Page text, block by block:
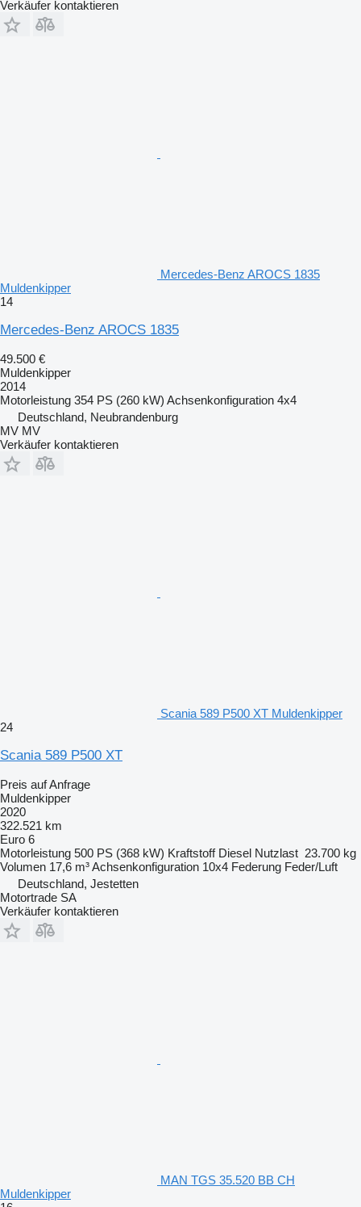
Verkäufer kontaktieren
Mercedes-Benz AROCS 1835
Muldenkipper
14
Mercedes-Benz AROCS 1835
49.500 €
Muldenkipper
2014
Motorleistung 354 PS (260 kW) Achsenkonfiguration 4x4
Deutschland, Neubrandenburg
MV MV
Verkäufer kontaktieren
Scania 589 P500 XT Muldenkipper
24
Scania 589 P500 XT
Preis auf Anfrage
Muldenkipper
2020
322.521 km
Euro 6
Motorleistung 500 PS (368 kW) Kraftstoff Diesel Nutzlast 23.700 kg
Volumen 17,6 m³Achsenkonfiguration 10x4 Federung Feder/Luft
Deutschland, Jestetten
Motortrade SA
Verkäufer kontaktieren
MAN TGS 35.520 BB CH
Muldenkipper